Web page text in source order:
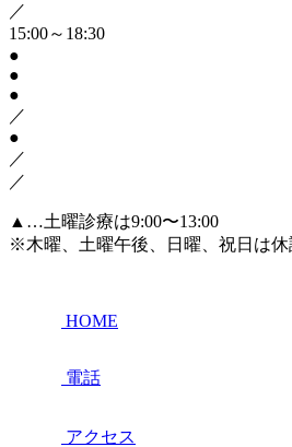
／
15:00～18:30
●
●
●
／
●
／
／
▲ …土曜診療は9:00〜13:00
※木曜、土曜午後、日曜、祝日は休
HOME
電話
アクセス